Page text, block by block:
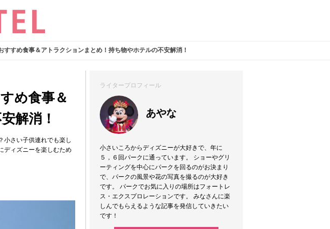
すすめ食事＆アトラクションまとめ！持ち物やホテルの不安解消！
め食事＆
解消！
小さい子供連れでも楽し
ディズニーを楽しむため
ライタープロフィール
あやな
小さいころからディズニーが大好きで、年に
５，６回パークに通っています。 ショーやグリ
ーティングを中心にパークを回るのがお決まり
で、パークの風景や花の写真を撮るのが大好き
です。 パークでお気に入りの場所はフォートレ
ス・エクスプロレーションです。 みなさんに楽
しんでもらえるような記事を発信していきたい
です！